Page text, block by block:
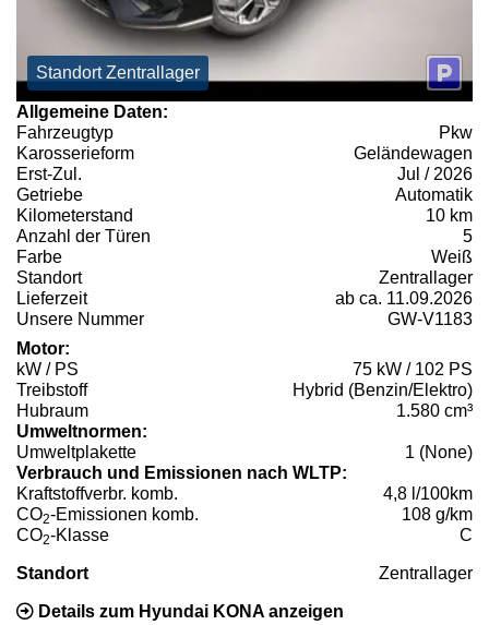
Standort Zentrallager
Allgemeine Daten:
Fahrzeugtyp
Pkw
Karosserieform
Geländewagen
Erst-Zul.
Jul / 2026
Getriebe
Automatik
Kilometerstand
10 km
Anzahl der Türen
5
Farbe
Weiß
Standort
Zentrallager
Lieferzeit
ab ca. 11.09.2026
Unsere Nummer
GW-V1183
Motor:
kW / PS
75 kW / 102 PS
Treibstoff
Hybrid (Benzin/Elektro)
Hubraum
1.580 cm³
Umweltnormen:
Umweltplakette
1 (None)
Verbrauch und Emissionen nach WLTP:
Kraftstoffverbr. komb.
4,8 l/100km
CO2-Emissionen komb.
108 g/km
CO2-Klasse C
Standort Zentrallager
Details zum Hyundai KONA anzeigen